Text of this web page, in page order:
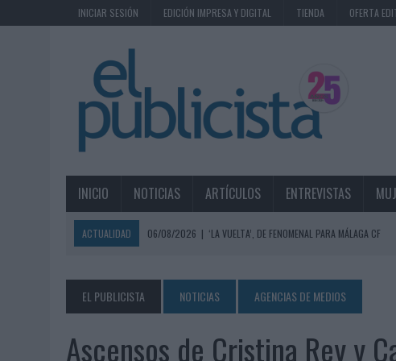
INICIAR SESIÓN EDICIÓN IMPRESA Y DIGITAL TIENDA OFERTA
INICIO NOTICIAS ARTÍCULOS ENTREVISTAS
ACTUALIDAD 06/08/2026 | ‘LA VUELTA’, DE FENOMENAL PARA MÁLAGA CF
06/08/2026 | LA TELEVISIÓN SIGUE LIDERANDO EL CONSUMO DE MEDIOS EN
EL USO DE LA IA GENERATIVA ALCANZA YA AL 62% DE LOS
EL PUBLICISTA NOTICIAS AGENCIAS DE MEDIOS
Ascensos de Cristina Rey y